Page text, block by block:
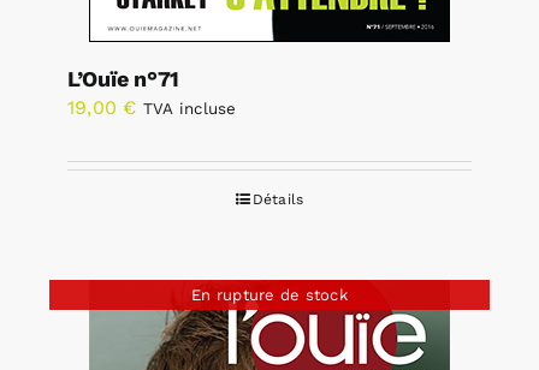
L’Ouïe n°71
19,00 € TVA incluse
Détails
En rupture de stock